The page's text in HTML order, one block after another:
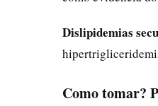
Dislipidemias
Como tomar?